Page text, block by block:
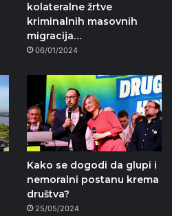
kolateralne žrtve
kriminalnih masovnih
migracija…
06/01/2024
Kako se dogodi da glupi i
nemoralni postanu krema
društva?
25/05/2024